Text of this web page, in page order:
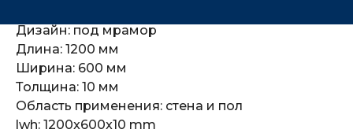
Дизайн: под мрамор
Длина: 1200 мм
Ширина: 600 мм
Толщина: 10 мм
Область применения: стена и пол
lwh: 1200x600x10 mm